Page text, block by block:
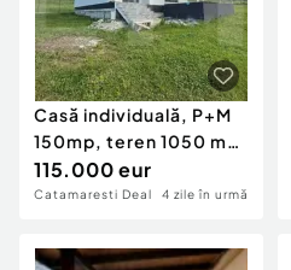
Casă individuală, P+M
150mp, teren 1050 mp
- Cătămără?
115.000 eur
Catamaresti Deal 4 zile în urmă